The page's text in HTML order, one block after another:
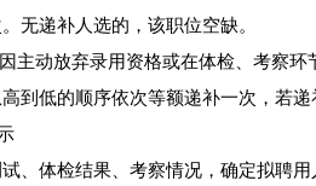
无递补人选的，该职位空缺。
主动放弃录用资格或在体检、考察
到低的顺序依次等额递补一次，若
、体检结果、考察情况，确定拟聘